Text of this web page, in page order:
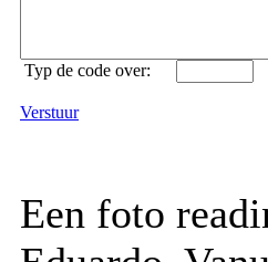
Typ de code over:
Verstuur
Een foto